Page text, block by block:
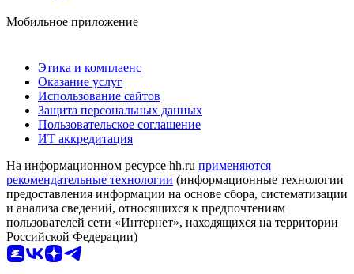
Мобильное приложение
Этика и комплаенс
Оказание услуг
Использование сайтов
Защита персональных данных
Пользовательское соглашение
ИТ аккредитация
На информационном ресурсе hh.ru применяются
рекомендательные технологии (информационные технологии
предоставления информации на основе сбора, систематизации
и анализа сведений, относящихся к предпочтениям
пользователей сети «Интернет», находящихся на территории
Российской Федерации)